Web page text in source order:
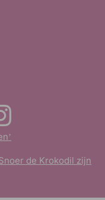
de Krokodil zijn